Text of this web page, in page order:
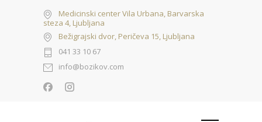
Medicinski center Vila Urbana, Barvarska
steza 4, Ljubljana
Bežigrajski dvor, Peričeva 15, Ljubljana
041 33 10 67
info@bozikov.com